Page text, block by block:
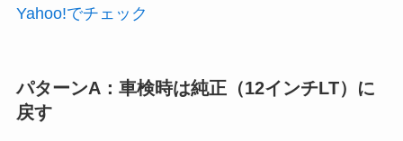
Yahoo!でチェック
パターンA：車検時は純正（12インチLT）に
戻す